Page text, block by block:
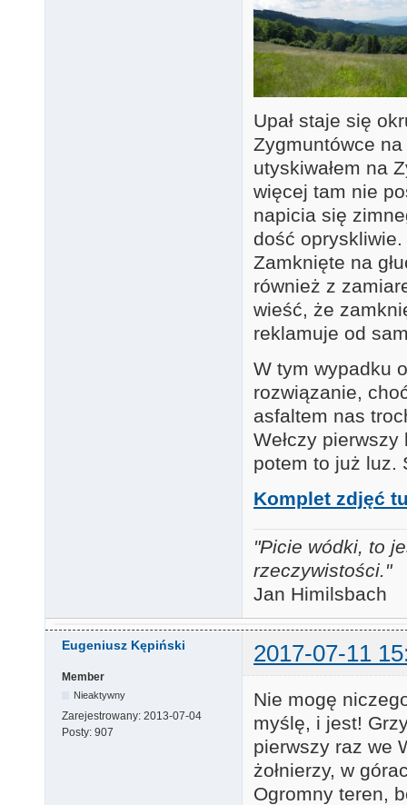
Upał staje się
Zygmuntówce
utyskiwałem na
więcej tam nie
napicia się
dość
Zamknięte na
również z
wieść, że
reklamuje od
W tym wypadku
rozwiązanie,
asfaltem nas
Wełczy
potem to już luz.
Komplet zdjęć
"Picie wódki, to
rzeczywistości."
Jan Himilsbach
Eugeniusz Kępiński 2017-07-11
Member
Nieaktywny
Zarejestrowany: 2013-07-04
Posty: 907
Nie mogę
myślę, i jest!
pierwszy raz we
żołnierzy, w
Ogromny teren,